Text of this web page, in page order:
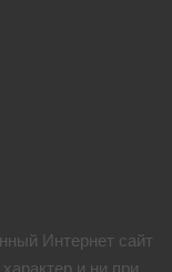
Интернет сайт
и ни при